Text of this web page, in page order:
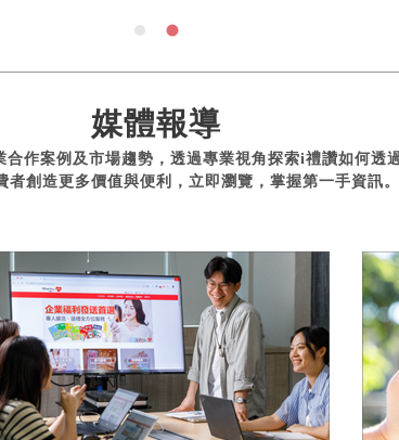
媒體報導
合作案例及市場趨勢，透過專業視角探索i禮讚如何透
者創造更多價值與便利，立即瀏覽，掌握第一手資訊。